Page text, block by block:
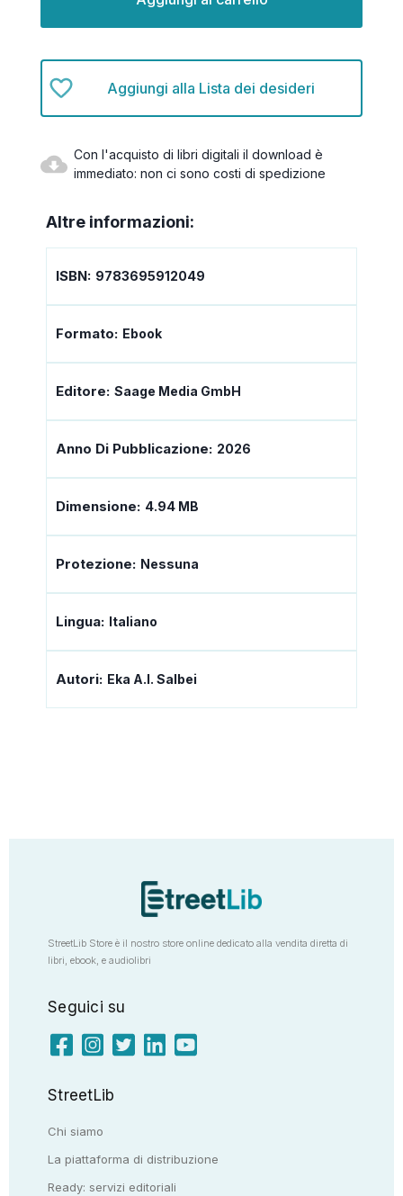
Aggiungi alla Lista dei desideri
Con l'acquisto di libri digitali il download è
immediato: non ci sono costi di spedizione
Altre informazioni:
ISBN: 9783695912049
Formato: Ebook
Editore: Saage Media GmbH
Anno Di Pubblicazione: 2026
Dimensione: 4.94 MB
Protezione: Nessuna
Lingua: Italiano
Autori: Eka A.I. Salbei
StreetLib Store è il nostro store online dedicato alla vendita diretta di
libri, ebook, e audiolibri
Seguici su
StreetLib
Chi siamo
La piattaforma di distribuzione
Ready: servizi editoriali